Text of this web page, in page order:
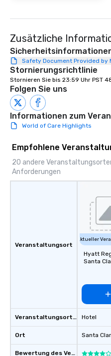
Zusätzliche
Safety Document Provided by
Stornierungsrichtlinie
Stornieren Sie bis 23:59 Uhr PST
Folgen Sie uns
Informationen zum
World of Care Highlights
Empfohlene
20 andere
Anforderungen
Veranstaltungsort
Veranstaltungsortstyp
Ort
Bewertung des Veranstaltungsortes
Aktueller
Hyatt
Santa
Hotel
Santa